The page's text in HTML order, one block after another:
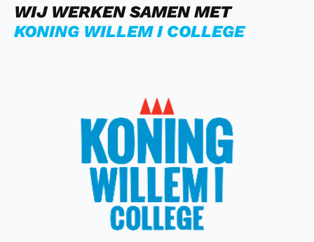
WIJ WERKEN SAMEN MET
KONING WILLEM I COLLEGE